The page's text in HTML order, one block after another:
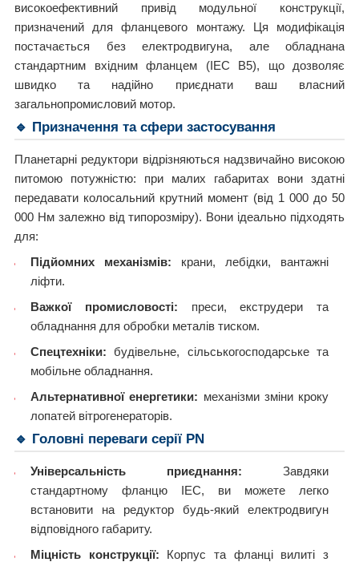
високоефективний привід модульної конструкції,
призначений для фланцевого монтажу. Ця модифікація
постачається без електродвигуна, але обладнана
стандартним вхідним фланцем (IEC B5), що дозволяє
швидко та надійно приєднати ваш власний
загальнопромисловий мотор.
🔹 Призначення та сфери застосування
Планетарні редуктори відрізняються надзвичайно високою
питомою потужністю: при малих габаритах вони здатні
передавати колосальний крутний момент (від 1 000 до 50
000 Нм залежно від типорозміру). Вони ідеально підходять
для:
Підйомних механізмів: крани, лебідки, вантажні
ліфти.
Важкої промисловості: преси, екструдери та
обладнання для обробки металів тиском.
Спецтехніки: будівельне, сільськогосподарське та
мобільне обладнання.
Альтернативної енергетики: механізми зміни кроку
лопатей вітрогенераторів.
🔹 Головні переваги серії PN
Універсальність приєднання: Завдяки
стандартному фланцю IEC, ви можете легко
встановити на редуктор будь-який електродвигун
відповідного габариту.
Міцність конструкції: Корпус та фланці вилиті з